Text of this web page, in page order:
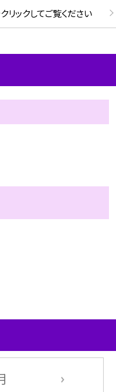
ックしてご覧ください